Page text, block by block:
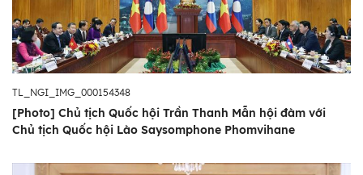
TL_NGI_IMG_000154348
[Photo] Chủ tịch Quốc hội Trần Thanh Mẫn hội đàm với
Chủ tịch Quốc hội Lào Saysomphone Phomvihane